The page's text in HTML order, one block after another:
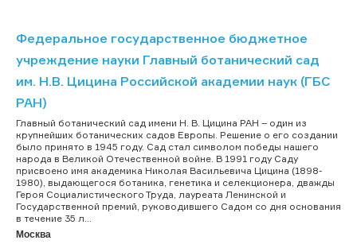
Федеральное государственное бюджетное
учреждение науки Главный ботанический сад
им. Н.В. Цицина Российской академии наук (ГБС
РАН)
Главный ботанический сад имени Н. В. Цицина РАН – один из
крупнейших ботанических садов Европы. Решение о его создании
было принято в 1945 году. Сад стал символом победы нашего
народа в Великой Отечественной войне. В 1991 году Саду
присвоено имя академика Николая Васильевича Цицина (1898-
1980), выдающегося ботаника, генетика и селекционера, дважды
Героя Социалистического Труда, лауреата Ленинской и
Государственной премий, руководившего Садом со дня основания
в течение 35 л...
Москва